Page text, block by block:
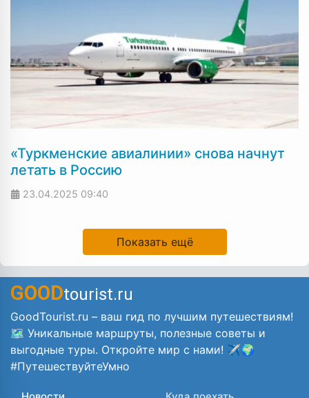
«Туркменские авиалинии» снова начнут
летать в Россию
23.04.2025 09:40
Показать ещё
GOODtourist.ru
GoodTourist.ru – ваш гид по лучшим путешествиям!
🗺️ Уникальные маршруты, полезные советы и
выгодные туры. Откройте мир с нами! ✈️🌍
#ПутешествуйтеУмно